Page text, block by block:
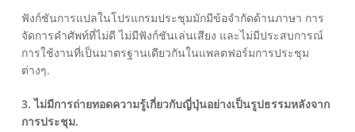
ฟังก์ชันการแปลในโปรแกรมประชุมมักมีข้อจำกัดด้านภาษา การ
จัดการคำศัพท์ที่ไม่ดี ไม่มีฟังก์ชันเล่นเสียง และไม่มีประสบการณ์
การใช้งานที่เป็นมาตรฐานเดียวกันในแพลตฟอร์มการประชุม
ต่างๆ.
3. ไม่มีการถ่ายทอดความรู้เกี่ยวกับญี่ปุ่นอย่างเป็นรูปธรรมหลังจาก
การประชุม.